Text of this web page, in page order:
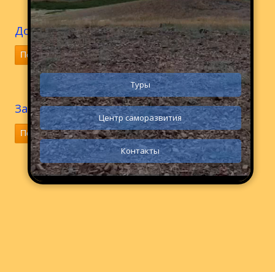
Долина Камней (Предков)
Подробнее
Заметка про гору 7 печатей
Подробнее
Туры
Центр саморазвития
Контакты